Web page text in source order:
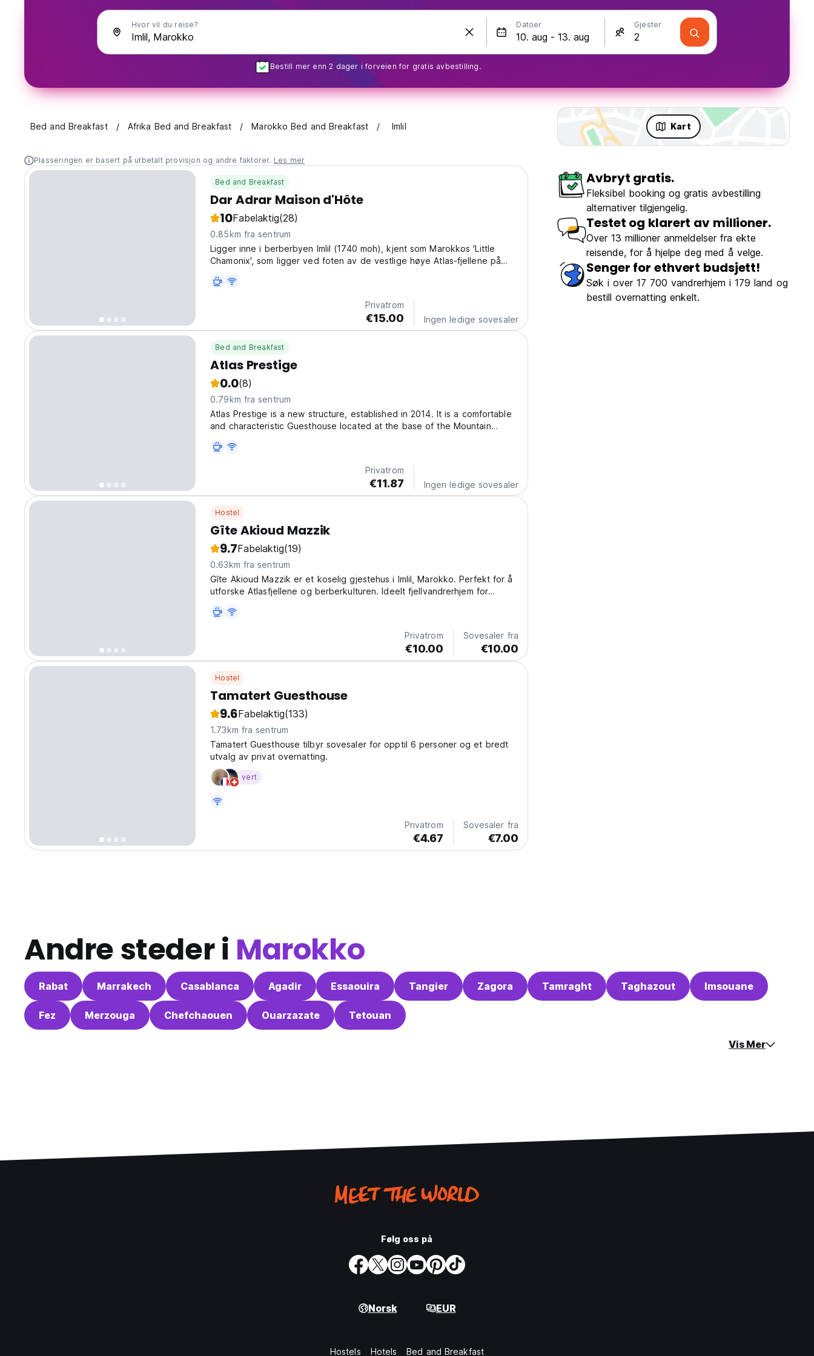
Hvor vil du reise? Datoer Gjester
Bestill mer enn 2 dager i forveien for gratis avbestilling.
Bed and Breakfast Afrika Bed and Breakfast Marokko Bed and Breakfast Imlil Kart
Plasseringen er basert på utbetalt provisjon og andre faktorer. Les mer
Bed and Breakfast
Dar Adrar Maison d'Hôte
10Fabelaktig(28)
0.85km fra sentrum
Ligger inne i berberbyen Imlil (1740 moh), kjent som Marokkos 'Little
Chamonix', som ligger ved foten av de vestlige høye Atlas-fjellene på
Privatrom
€15.00 Ingen ledige sovesaler
Bed and Breakfast
Atlas Prestige
0.0(8)
0.79km fra sentrum
Atlas Prestige is a new structure, established in 2014. It is a comfortable
and characteristic Guesthouse located at the base of the Mountain
special attention to your needs making your...
Privatrom
€11.87 Ingen ledige sovesaler
Hostel
Gîte Akioud Mazzik
9.7Fabelaktig(19)
0.63km fra sentrum
Gîte Akioud Mazzik er et koselig gjestehus i Imlil, Marokko. Perfekt for å
utforske Atlasfjellene og berberkulturen. Ideelt fjellvandrerhjem for
Privatrom
€10.00
Sovesaler fra
€10.00
Hostel
Tamatert Guesthouse
9.6Fabelaktig(133)
1.73km fra sentrum
Tamatert Guesthouse tilbyr sovesaler for opptil 6 personer og et bredt
utvalg av privat overnatting.
vert
Privatrom
€4.67
Sovesaler fra
€7.00
Avbryt gratis.
Fleksibel booking og gratis avbestilling
alternativer tilgjengelig.
Testet og klarert av millioner.
Over 13 millioner anmeldelser fra ekte
reisende, for å hjelpe deg med å velge.
Senger for ethvert budsjett!
Søk i over 17 700 vandrerhjem i 179 land og
bestill overnatting enkelt.
Andre steder i Marokko
Rabat Marrakech Casablanca Agadir Essaouira Tangier Zagora Tamraght Taghazout Imsouane
Fez Merzouga Chefchaouen Ouarzazate Tetouan
Vis Mer
Følg oss på
Norsk EUR
Hostels Hotels Bed and Breakfast